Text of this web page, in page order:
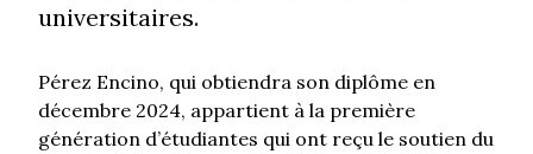
universitaires.
Pérez Encino, qui obtiendra son diplôme en
décembre 2024, appartient à la première
génération d’étudiantes qui ont reçu le soutien du